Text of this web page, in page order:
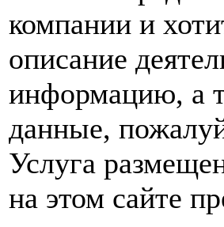
компании и
описание
информацию, а
данные,
Услуга
на этом сайте